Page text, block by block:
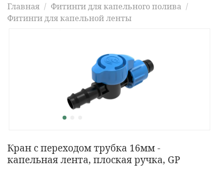
Главная
Фитинги для капельного полива
Фитинги для капельной ленты
Кран с переходом трубка 16мм -
капельная лента, плоская ручка, GP